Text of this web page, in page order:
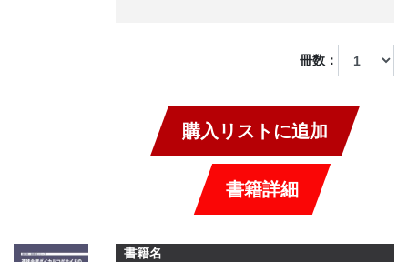
冊数：
購入リストに追加
書籍詳細
書籍名